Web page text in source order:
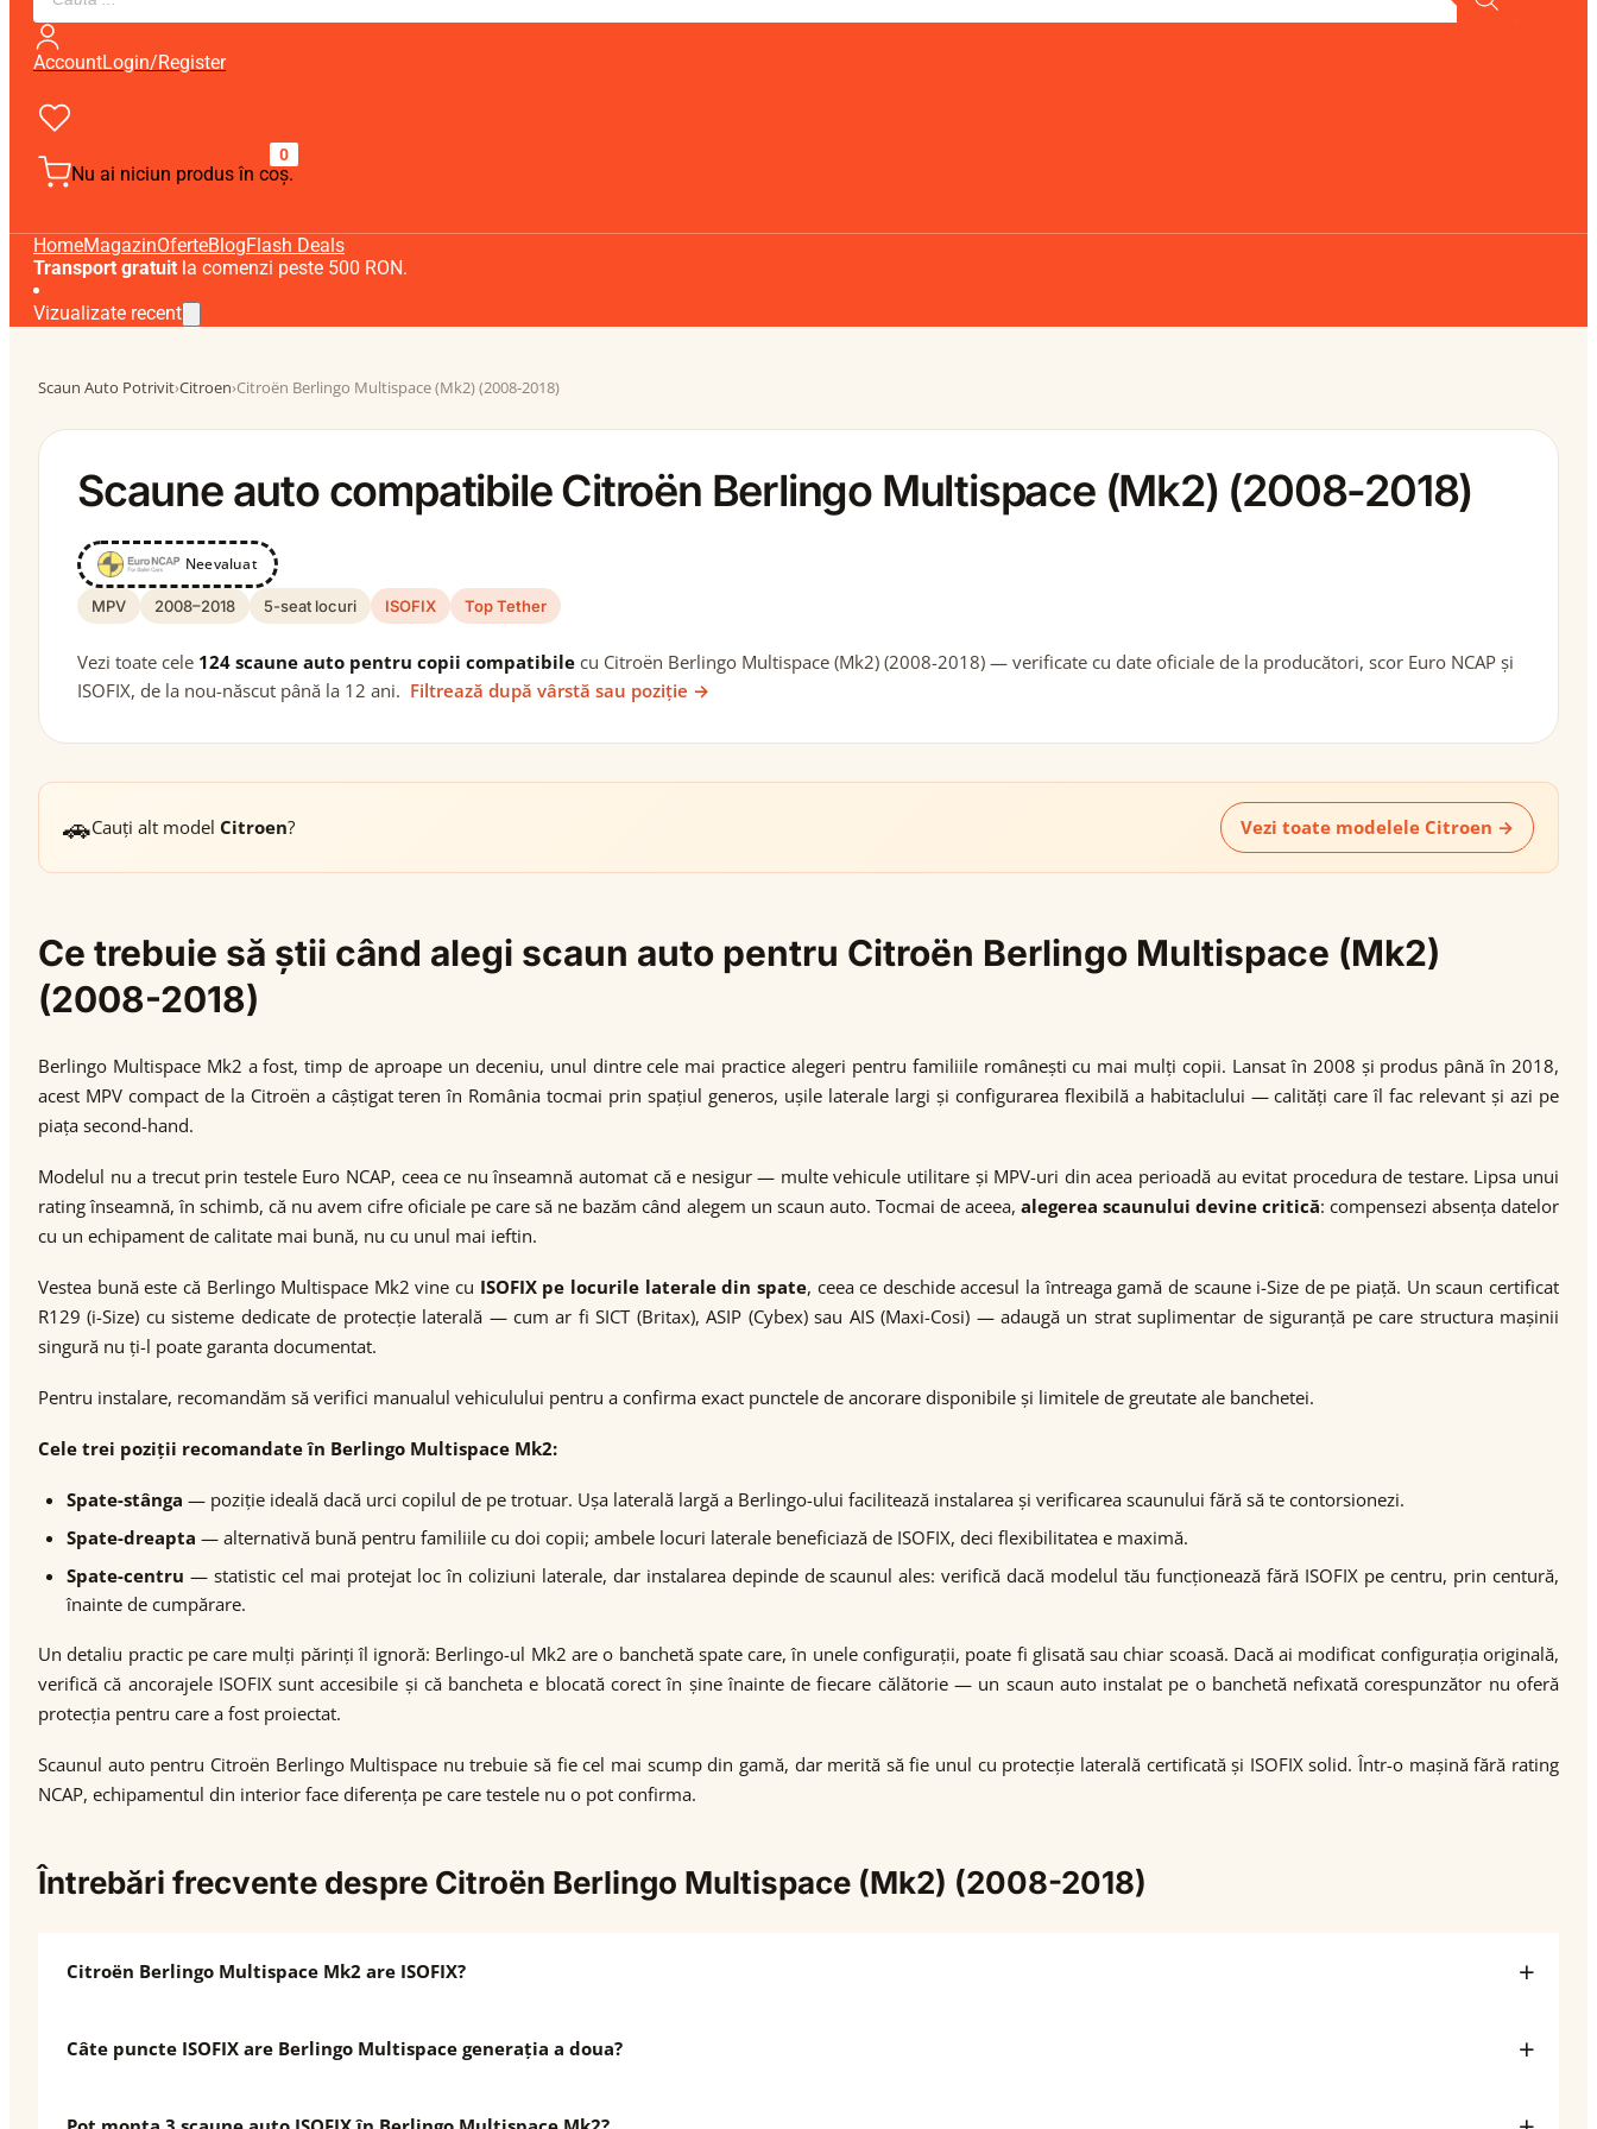
AccountLogin/Register
0
Nu ai niciun produs în coș.
HomeMagazinOferteBlogFlash Deals
Transport gratuit la comenzi peste 500 RON.
Vizualizate recent
Scaun Auto Potrivit›Citroen›Citroën Berlingo Multispace (Mk2) (2008-2018)
Scaune auto compatibile Citroën Berlingo Multispace (Mk2) (2008-2018)
Neevaluat
MPV 2008–2018 5-seat locuri ISOFIX Top Tether
Vezi toate cele 124 scaune auto pentru copii compatibile cu Citroën Berlingo Multispace (Mk2) (2008-2018) — verificate cu date oficiale de la producători, scor Euro NCAP și
ISOFIX, de la nou-născut până la 12 ani. Filtrează după vârstă sau poziție →
🚗Cauți alt model Citroen? Vezi toate modelele Citroen →
Ce trebuie să știi când alegi scaun auto pentru Citroën Berlingo Multispace (Mk2)
(2008-2018)
Berlingo Multispace Mk2 a fost, timp de aproape un deceniu, unul dintre cele mai practice alegeri pentru familiile românești cu mai mulți copii. Lansat în 2008 și produs până în 2018,
acest MPV compact de la Citroën a câștigat teren în România tocmai prin spațiul generos, ușile laterale largi și configurarea flexibilă a habitaclului — calități care îl fac relevant și azi pe
piața second-hand.
Modelul nu a trecut prin testele Euro NCAP, ceea ce nu înseamnă automat că e nesigur — multe vehicule utilitare și MPV-uri din acea perioadă au evitat procedura de testare. Lipsa unui
rating înseamnă, în schimb, că nu avem cifre oficiale pe care să ne bazăm când alegem un scaun auto. Tocmai de aceea, alegerea scaunului devine critică: compensezi absența datelor
cu un echipament de calitate mai bună, nu cu unul mai ieftin.
Vestea bună este că Berlingo Multispace Mk2 vine cu ISOFIX pe locurile laterale din spate, ceea ce deschide accesul la întreaga gamă de scaune i-Size de pe piață. Un scaun certificat
R129 (i-Size) cu sisteme dedicate de protecție laterală — cum ar fi SICT (Britax), ASIP (Cybex) sau AIS (Maxi-Cosi) — adaugă un strat suplimentar de siguranță pe care structura mașinii
singură nu ți-l poate garanta documentat.
Pentru instalare, recomandăm să verifici manualul vehiculului pentru a confirma exact punctele de ancorare disponibile și limitele de greutate ale banchetei.
Cele trei poziții recomandate în Berlingo Multispace Mk2:
Spate-stânga — poziție ideală dacă urci copilul de pe trotuar. Ușa laterală largă a Berlingo-ului facilitează instalarea și verificarea scaunului fără să te contorsionezi.
Spate-dreapta — alternativă bună pentru familiile cu doi copii; ambele locuri laterale beneficiază de ISOFIX, deci flexibilitatea e maximă.
Spate-centru — statistic cel mai protejat loc în coliziuni laterale, dar instalarea depinde de scaunul ales: verifică dacă modelul tău funcționează fără ISOFIX pe centru, prin centură,
înainte de cumpărare.
Un detaliu practic pe care mulți părinți îl ignoră: Berlingo-ul Mk2 are o banchetă spate care, în unele configurații, poate fi glisată sau chiar scoasă. Dacă ai modificat configurația originală,
verifică că ancorajele ISOFIX sunt accesibile și că bancheta e blocată corect în șine înainte de fiecare călătorie — un scaun auto instalat pe o banchetă nefixată corespunzător nu oferă
protecția pentru care a fost proiectat.
Scaunul auto pentru Citroën Berlingo Multispace nu trebuie să fie cel mai scump din gamă, dar merită să fie unul cu protecție laterală certificată și ISOFIX solid. Într-o mașină fără rating
NCAP, echipamentul din interior face diferența pe care testele nu o pot confirma.
Întrebări frecvente despre Citroën Berlingo Multispace (Mk2) (2008-2018)
Citroën Berlingo Multispace Mk2 are ISOFIX?
Câte puncte ISOFIX are Berlingo Multispace generația a doua?